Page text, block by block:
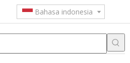
Bahasa indonesia